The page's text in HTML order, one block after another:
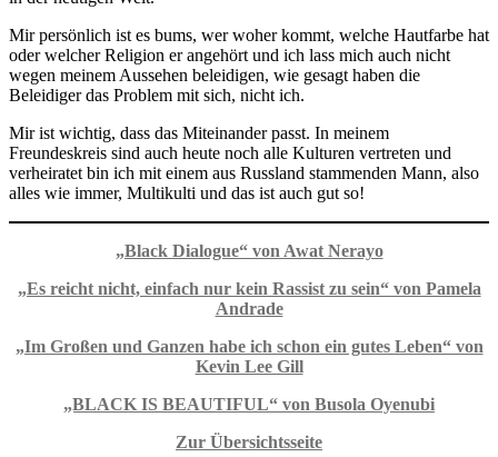
Mir persönlich ist es bums, wer woher kommt, welche Hautfarbe hat
oder welcher Religion er angehört und ich lass mich auch nicht
wegen meinem Aussehen beleidigen, wie gesagt haben die
Beleidiger das Problem mit sich, nicht ich.
Mir ist wichtig, dass das Miteinander passt. In meinem
Freundeskreis sind auch heute noch alle Kulturen vertreten und
verheiratet bin ich mit einem aus Russland stammenden Mann, also
alles wie immer, Multikulti und das ist auch gut so!
„Black Dialogue“ von Awat Nerayo
„Es reicht nicht, einfach nur kein Rassist zu sein“ von Pamela
Andrade
„Im Großen und Ganzen habe ich schon ein gutes Leben“ von
Kevin Lee Gill
„BLACK IS BEAUTIFUL“ von Busola Oyenubi
Zur Übersichtsseite